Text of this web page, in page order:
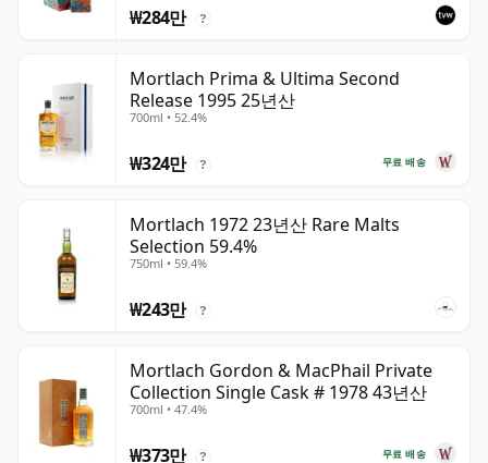
₩284만 ?
Mortlach Prima & Ultima Second
Release 1995 25년산
700ml • 52.4%
무료 배송
₩324만 ?
Mortlach 1972 23년산 Rare Malts
Selection 59.4%
750ml • 59.4%
₩243만 ?
Mortlach Gordon & MacPhail Private
Collection Single Cask # 1978 43년산
700ml • 47.4%
무료 배송
₩373만 ?